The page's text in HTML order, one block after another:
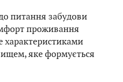
питання забудови
проживання
характеристиками
яке формується